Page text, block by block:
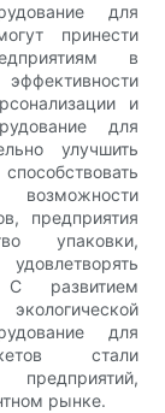
для
принести
в
и
для
улучшить
возможности
предприятия
упаковки,
развитием
для
стали
рынке.